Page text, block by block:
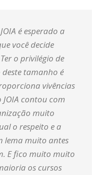
é esperado a
você decide
o privilégio de
tamanho é
vivências
JOIA contou com
muito
o respeito e a
lema muito antes
E fico muito muito
os cursos